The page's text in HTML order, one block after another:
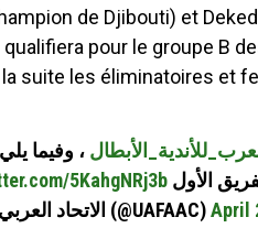
de Djibouti) et
pour le groupe B
suite les éliminatoires et
، وفيما
الأول 5KahgNRj3b
— الاتحاد العربي لكرة القدم (@UAFAAC)April